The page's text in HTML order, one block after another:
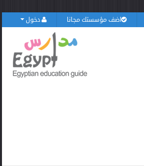
دخول اضف مؤسستك مجانا